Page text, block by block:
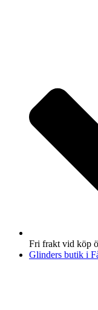
Fri frakt vid köp
Glinders butik i